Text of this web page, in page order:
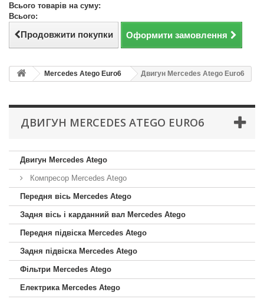
Всього товарів на суму:
Всього:
Продовжити покупки Оформити замовлення
Mercedes Atego Euro6 Двигун Mercedes Atego Euro6
ДВИГУН MERCEDES ATEGO EURO6
Двигун Mercedes Atego
Компресор Mercedes Atego
Передня вісь Mercedes Atego
Задня вісь і карданний вал Mercedes Atego
Передня підвіска Mercedes Atego
Задня підвіска Mercedes Atego
Фільтри Mercedes Atego
Електрика Mercedes Atego